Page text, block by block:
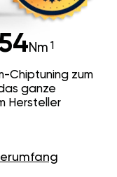
Nm
Chiptuning zum
ganze
Hersteller